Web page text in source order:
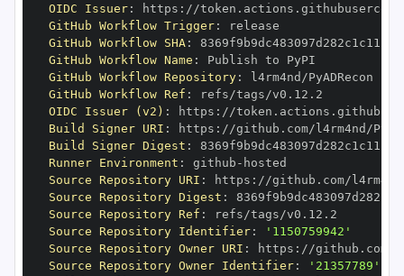
OIDC Issuer: https :
GitHub Workflow Trigger:
GitHub Workflow SHA:
GitHub Workflow Name :
GitHub Workflow Repository:
GitHub Workflow Ref :
OIDC Issuer (v2) : https :
Build Signer URI : https :
Build Signer Digest :
Runner Environment : github -
Source Repository URI : https :
Source Repository Digest :
Source Repository Ref :
Source Repository Identifier:
'1150759942'
Source Repository Owner URI : https :
Source Repository Owner Identifier:
'21357789'